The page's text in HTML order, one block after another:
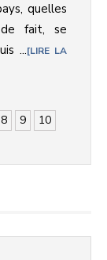
quelles
fait, se
... LIRE LA
8 9
10